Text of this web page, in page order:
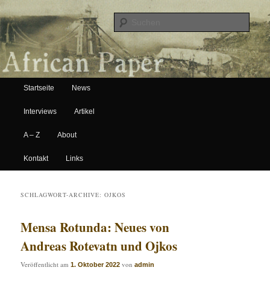
African Paper
Hauptmenü
Zum Inhalt wechseln
Zum sekundären Inhalt wechseln
Startseite News
Interviews Artikel
A – Z About
Kontakt Links
SCHLAGWORT-ARCHIVE:OJKOS
Mensa Rotunda: Neues von
Andreas Rotevatn und Ojkos
Veröffentlicht am1. Oktober 2022 vonadmin